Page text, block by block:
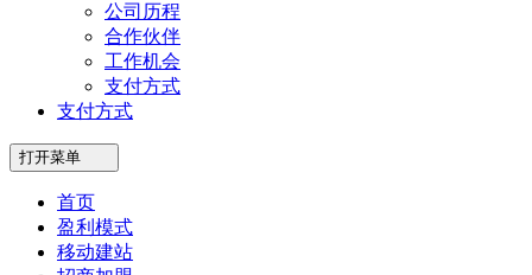
公司历程
合作伙伴
工作机会
支付方式
支付方式
打开菜单
首页
盈利模式
移动建站